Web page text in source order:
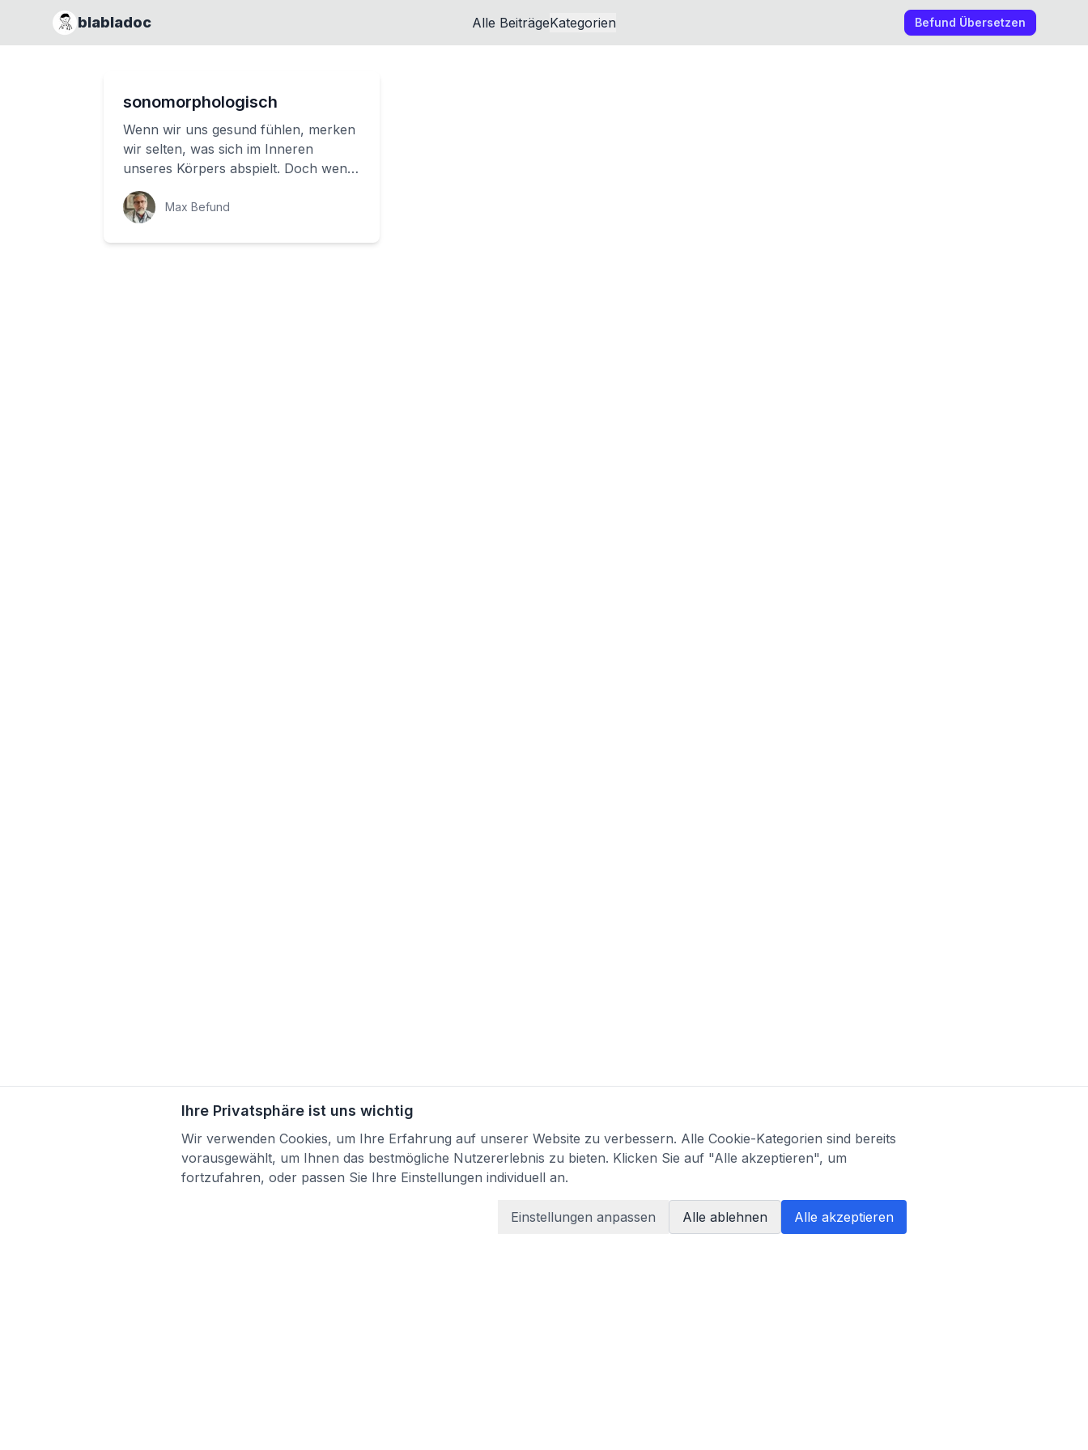
blabladoc Alle BeiträgeKategorien Befund Übersetzen
sonomorphologisch
Wenn wir uns gesund fühlen, merken
wir selten, was sich im Inneren
unseres Körpers abspielt. Doch wenn
es Probleme gibt, zum Beispiel eine
Entzündung ...
Max Befund
Ihre Privatsphäre ist uns wichtig
Wir verwenden Cookies, um Ihre Erfahrung auf unserer Website zu verbessern. Alle Cookie-Kategorien sind bereits
vorausgewählt, um Ihnen das bestmögliche Nutzererlebnis zu bieten. Klicken Sie auf "Alle akzeptieren", um
fortzufahren, oder passen Sie Ihre Einstellungen individuell an.
Einstellungen anpassen Alle ablehnen Alle akzeptieren